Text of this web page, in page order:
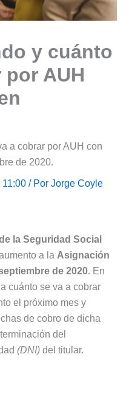
y cuánto
AUH
a cobrar por AUH con
de 2020.
/ Por Jorge Coyle
la Seguridad Social
a la Asignación
de 2020. En
cuánto se va a cobrar
el próximo mes y
de cobro de dicha
del
(DNI) del titular.